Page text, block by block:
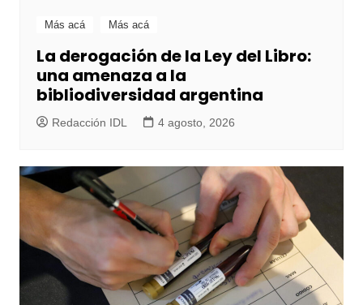
Más acá Más acá
La derogación de la Ley del Libro:
una amenaza a la
bibliodiversidad argentina
Redacción IDL 4 agosto, 2026